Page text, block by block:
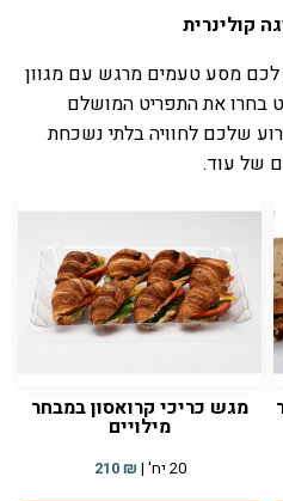
קולינרית
לכם מסע טעמים מרגש עם מגוון
בחרו את התפריט המושלם
שלכם לחוויה בלתי נשכחת
של עוד.
מגש כריכי קרואסון במבחר
מילויים
20 יח' | ₪
210